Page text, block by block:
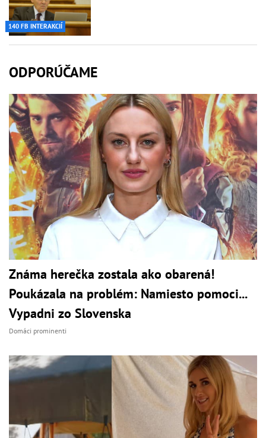
140 FB INTERAKCIÍ
ODPORÚČAME
Známa herečka zostala ako obarená!
Poukázala na problém: Namiesto pomoci...
Vypadni zo Slovenska
Domáci prominenti